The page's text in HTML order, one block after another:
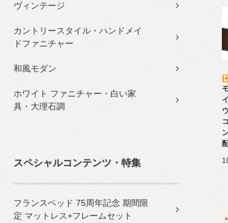
ヴィンテージ
カントリースタイル・ハンドメイ
ドファニチャー
和風モダン
ホワイト ファニチャー・白い家
具・大理石調
スペシャルコンテンツ・特集
フランスベッド 75周年記念 期間限
定 マットレス+フレームセット